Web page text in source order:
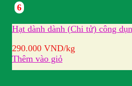
6
Hạt dành dành (Chi tử) công
290.000 VND/kg
Thêm vào giỏ